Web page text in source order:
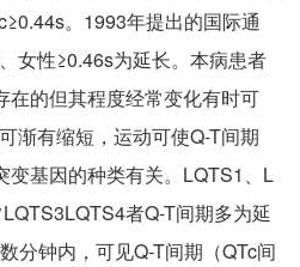
。1993年提出的国际通
女性≥0.46s为延长。本病患者
在的但其程度经常变化有时可
渐有缩短，运动可使Q-T间期
变基因的种类有关。LQTS1、L
者Q-T间期多为延
分钟内，可见Q-T间期（QTc间